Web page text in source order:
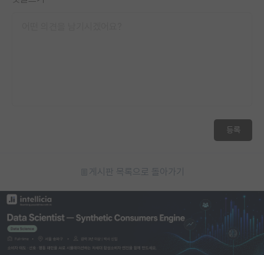
등록
게시판 목록으로 돌아가기